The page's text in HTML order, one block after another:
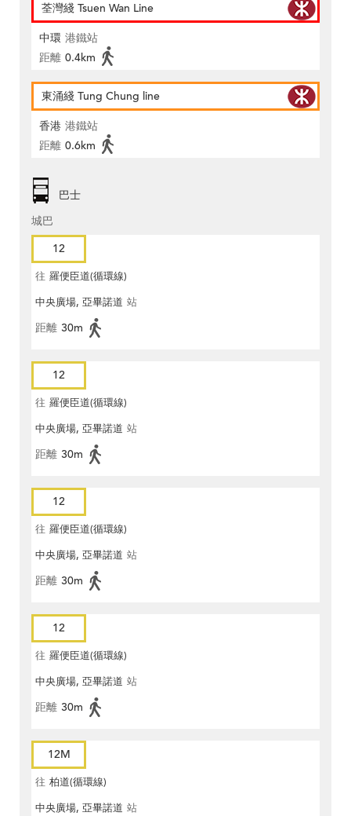
荃灣綫 Tsuen Wan Line
中環 港鐵站
距離 0.4km
東涌綫 Tung Chung line
香港 港鐵站
距離 0.6km
巴士
城巴
12
往 羅便臣道(循環線)
中央廣場, 亞畢諾道 站
距離 30m
12
往 羅便臣道(循環線)
中央廣場, 亞畢諾道 站
距離 30m
12
往 羅便臣道(循環線)
中央廣場, 亞畢諾道 站
距離 30m
12
往 羅便臣道(循環線)
中央廣場, 亞畢諾道 站
距離 30m
12M
往 柏道(循環線)
中央廣場, 亞畢諾道 站